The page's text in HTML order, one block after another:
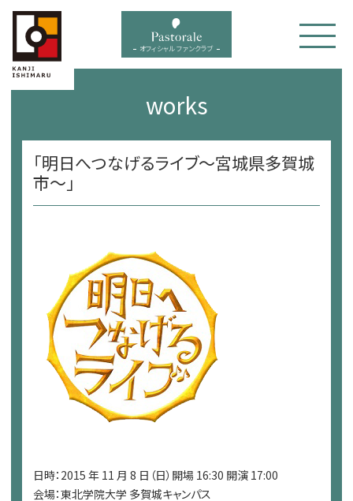
menu オフィシャル ファンクラブ
works
「明日へつなげるライブ～宮城県多賀城
市～」
日時：2015 年 11 月 8 日（日）開場 16:30 開演 17:00
会場：東北学院大学 多賀城キャンパス